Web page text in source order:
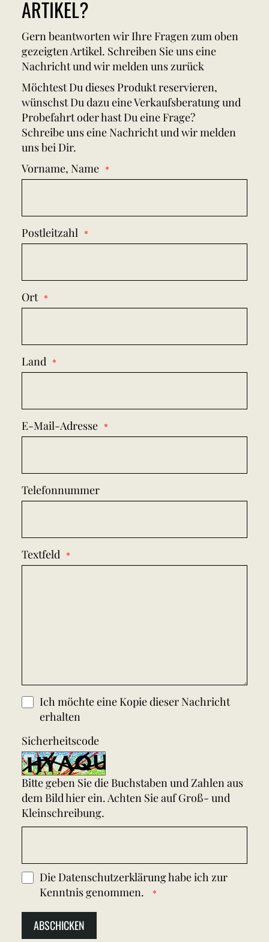
ARTIKEL?
Gern beantworten wir Ihre Fragen zum oben
gezeigten Artikel. Schreiben Sie uns eine
Nachricht und wir melden uns zurück
Möchtest Du dieses Produkt reservieren,
wünschst Du dazu eine Verkaufsberatung und
Probefahrt oder hast Du eine Frage?
Schreibe uns eine Nachricht und wir melden
uns bei Dir.
Vorname, Name
Postleitzahl
Ort
Land
E-Mail-Adresse
Telefonnummer
Textfeld
Ich möchte eine Kopie dieser Nachricht
erhalten
Sicherheitscode
Bitte geben Sie die Buchstaben und Zahlen aus
dem Bild hier ein. Achten Sie auf Groß- und
Kleinschreibung.
Die Datenschutzerklärunghabe ich zur
Kenntnis genommen.
ABSCHICKEN